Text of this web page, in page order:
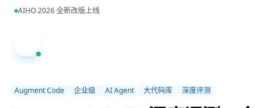
跳到主内容
AIHO 2026 全新改版上线
Augment Code 企业级 AI Agent 大代码库 深度评测